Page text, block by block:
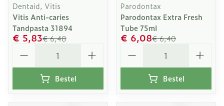
Dentaid, Vitis
Vitis Anti-caries
Tandpasta 31894
€ 6,48
€ 5,83
Bestel
Parodontax
Parodontax Extra Fresh
Tube 75ml
€ 6,40
€ 6,08
Bestel